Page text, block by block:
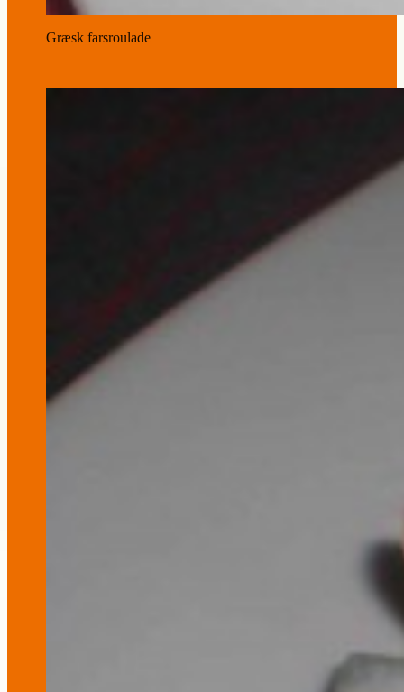
Græsk farsroulade